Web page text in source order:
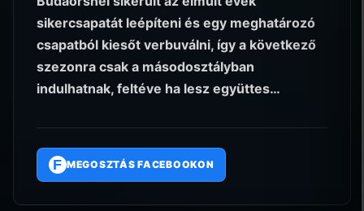
sikercsapatát leépíteni és egy meghatározó
csapatból kiesőt verbuválni, így a következő
szezonra csak a másodosztályban
indulhatnak, feltéve ha lesz együttes…
F MEGOSZTÁS FACEBOOKON